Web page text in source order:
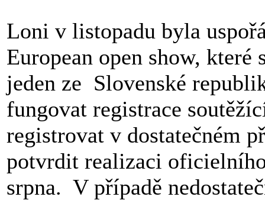
Loni v listopadu byla
European open show,
jeden ze Slovenské
fungovat registrace
registrovat v dostatečném
potvrdit realizaci
srpna. V případě